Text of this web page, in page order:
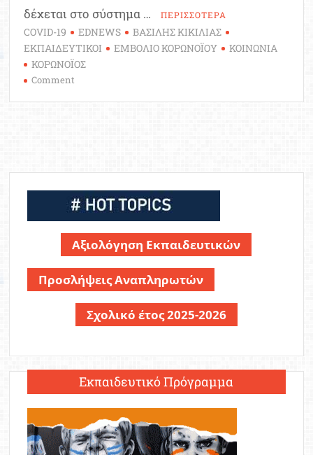
δέχεται στο σύστημα … ΠΕΡΙΣΣΟΤΕΡΑ
COVID-19 EDNEWS
ΒΑΣΙΛΗΣ ΚΙΚΙΛΙΑΣ
ΕΚΠΑΙΔΕΥΤΙΚΟΙ
ΕΜΒΟΛΙΟ ΚΟΡΩΝΟΪΟΥ
ΚΟΙΝΩΝΙΑ
ΚΟΡΩΝΟΪΟΣ
Comment
για
19
Προηγούνται
οι
Αξιολόγηση Εκπαιδευτικών
Προσλήψεις Αναπληρωτών
Σχολικό έτος 2025-2026
Εκπαιδευτικό Πρόγραμμα